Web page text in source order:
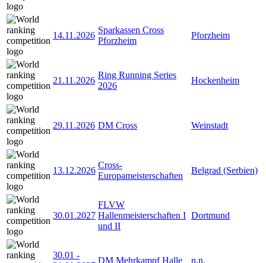
14.11.2026
Sparkassen Cross
Pforzheim
Pforzheim
21.11.2026
Ring Running Series
2026
Hockenheim
29.11.2026 DM Cross Weinstadt
13.12.2026
Cross-
Europameisterschaften
Belgrad (Serbien)
30.01.2027
FLVW
Hallenmeisterschaften I
und II
Dortmund
30.01 -
DM Mehrkampf Halle n.n.